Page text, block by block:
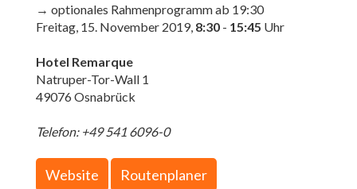
→ optionales Rahmenprogramm ab 19:30
Freitag, 15. November 2019, 8:30 - 15:45 Uhr
Hotel Remarque
Natruper-Tor-Wall 1
49076 Osnabrück
Telefon: +49 541 6096-0
Website Routenplaner